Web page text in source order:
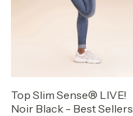
Top Slim Sense® LIVE!
Noir Black - Best Sellers